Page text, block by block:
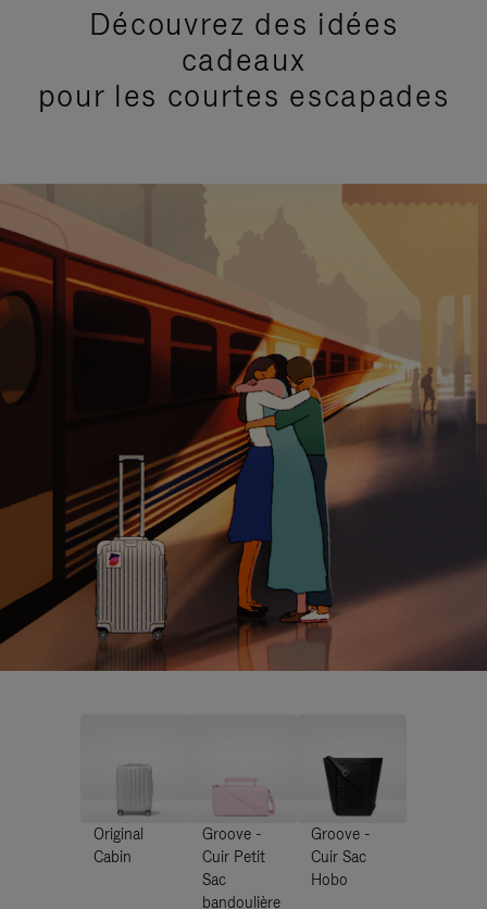
Découvrez des idées
cadeaux
pour les courtes escapades
Original
Cabin
Groove -
Cuir Petit
Sac
bandoulière
Groove -
Cuir Sac
Hobo